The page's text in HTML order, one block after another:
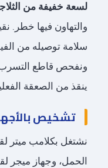
لسعة خفيفة من
والتهاون فيها خطر.
سلامة توصيله من
ونفحص قاطع التسرب
ينقذ من الصعقة
تشخيص
نشتغل بكلامب ميتر
الحمل، وجهاز ميجر